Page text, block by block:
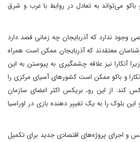
می‌تواند به تعادل در روابط با غرب و شرق
وجود ندارد که آذربایجان چه زمانی قصد دارد
معتقدند که آذربایجان ممکن است همراه
آنکارا نیز علاقه چشمگیری به پیوستن به این
و باکو ممکن است کشورهای آسیای مرکزی را
کند. از این رو، بریکس اکثر اعضای سازمان
بلوک را به یک تغییر دهنده بازی در اوراسیا
و اجرای پروژه‌های اقتصادی جدید برای تکمیل